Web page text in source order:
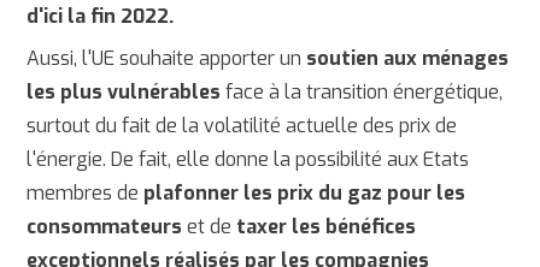
d'ici la fin 2022.
Aussi, l'UE souhaite apporter un soutien aux ménages
les plus vulnérables face à la transition énergétique,
surtout du fait de la volatilité actuelle des prix de
l'énergie. De fait, elle donne la possibilité aux Etats
membres de plafonner les prix du gaz pour les
consommateurs et de taxer les bénéfices
exceptionnels réalisés par les compagnies